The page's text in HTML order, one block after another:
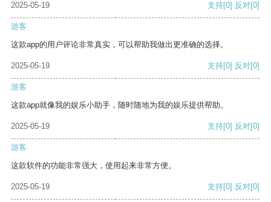
2025-05-19 支持[0] 反对[0]
游客
这款app的用户评论非常真实，可以帮助我做出更准确的选择。
2025-05-19 支持[0] 反对[0]
游客
这款app就像我的娱乐小助手，随时随地为我的娱乐提供帮助。
2025-05-19 支持[0] 反对[0]
游客
这款软件的功能非常强大，使用起来非常方便。
2025-05-19 支持[0] 反对[0]